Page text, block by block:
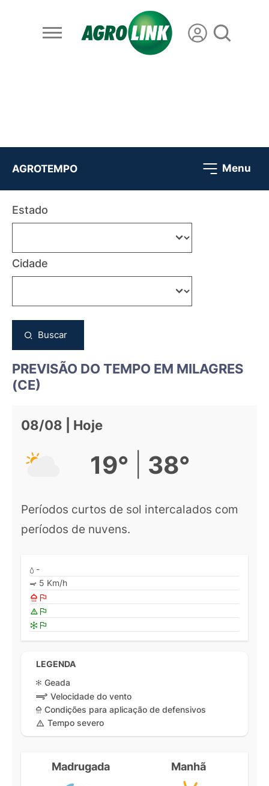
AGROTEMPO Menu
Estado
Cidade
Buscar
PREVISÃO DO TEMPO EM MILAGRES
(CE)
08/08 | Hoje
19° 38°
Períodos curtos de sol intercalados com
períodos de nuvens.
-
5 Km/h
LEGENDA
Geada
Velocidade do vento
Condições para aplicação de defensivos
Tempo severo
Madrugada Manhã